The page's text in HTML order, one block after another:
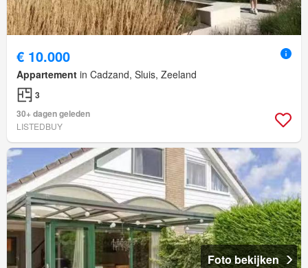
€ 10.000
Appartement in Cadzand, Sluis, Zeeland
3
30+ dagen geleden
LISTEDBUY
Foto bekijken